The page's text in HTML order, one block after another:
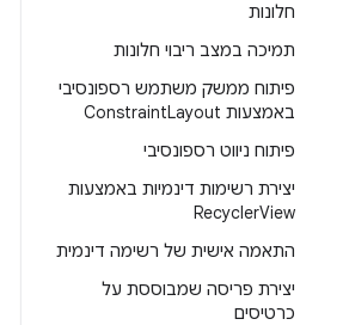
חלונות
תמיכה במצב ריבוי חלונות
פיתוח ממשק משתמש רספונסיבי
באמצעות Constraint Layout
פיתוח ניווט רספונסיבי
יצירת רשימות דינמיות באמצעות
RecyclerView
התאמה אישית של רשימה דינמית
יצירת פריסה שמבוססת על
כרטיסים